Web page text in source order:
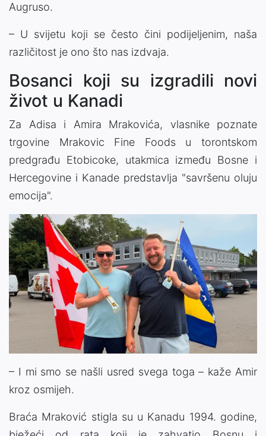
Augruso.
– U svijetu koji se često čini podijeljenim, naša
različitost je ono što nas izdvaja.
Bosanci koji su izgradili novi
život u Kanadi
Za Adisa i Amira Mrakovića, vlasnike poznate
trgovine Mrakovic Fine Foods u torontskom
predgrađu Etobicoke, utakmica između Bosne i
Hercegovine i Kanade predstavlja "savršenu oluju
emocija".
– I mi smo se našli usred svega toga – kaže Amir
kroz osmijeh.
Braća Mraković stigla su u Kanadu 1994. godine,